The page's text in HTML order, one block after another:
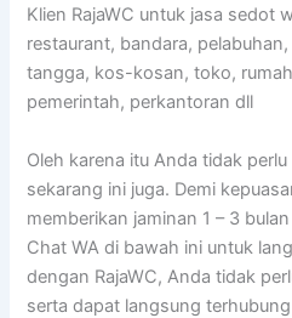
Klien RajaWC untuk jasa sedot
restaurant, bandara,
tangga, kos-kosan, toko,
pemerintah, perkantoran dll
Oleh karena itu Anda tidak
sekarang ini juga. Demi
memberikan jaminan 1 – 3
Chat WA di bawah ini untuk
dengan RajaWC, Anda tidak
serta dapat langsung